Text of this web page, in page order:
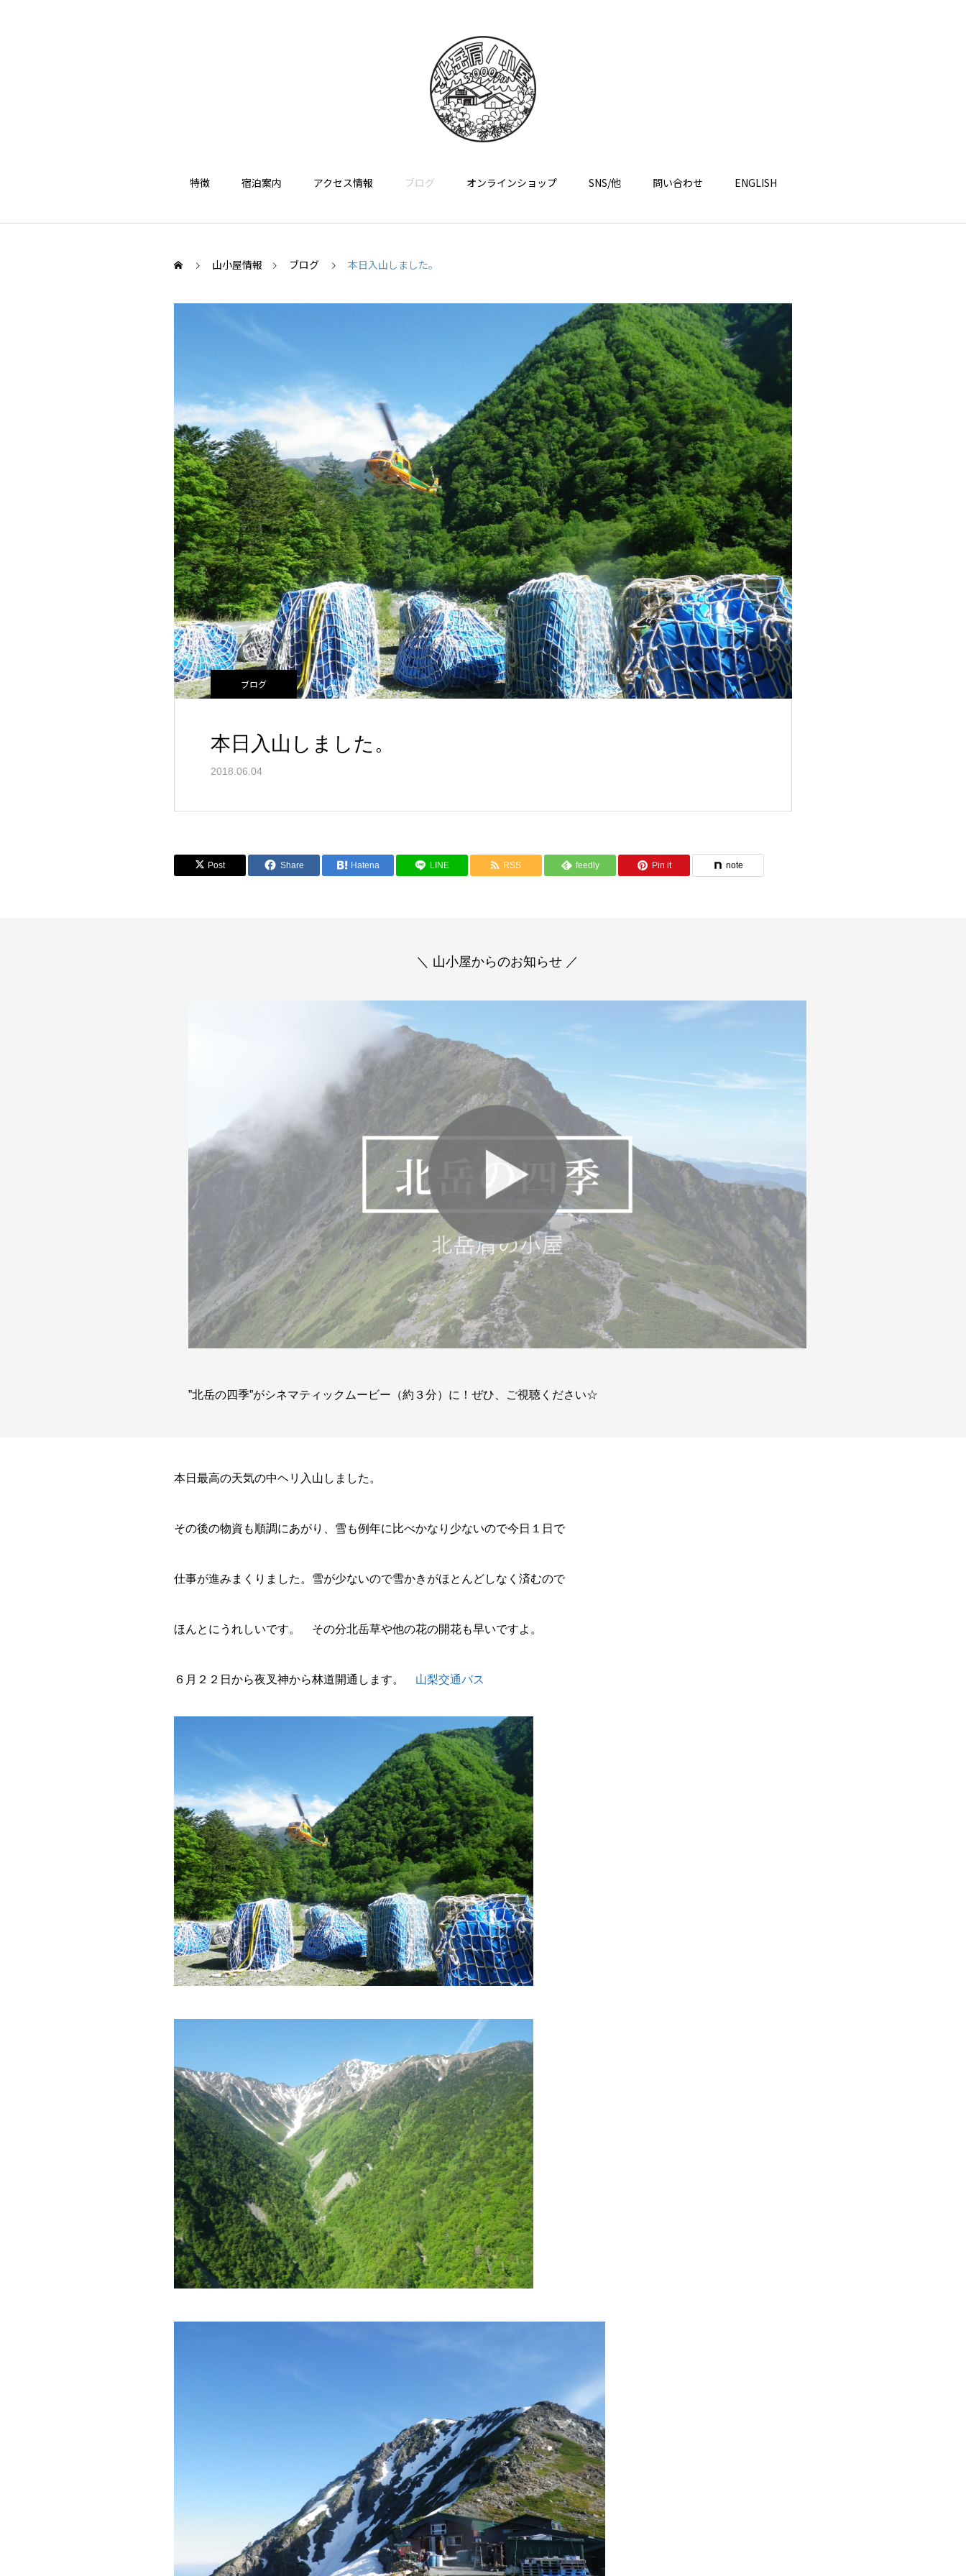
特徴 宿泊案内 アクセス情報 ブログ オンラインショップ SNS/他 問い合わせ ENGLISH
山小屋情報 ブログ 本日入山しました。
ブログ
本日入山しました。
2018.06.04
Post Share Hatena LINE RSS feedly Pin it note
＼ 山小屋からのお知らせ ／
”北岳の四季”がシネマティックムービー（約３分）に！ぜひ、ご視聴ください☆
本日最高の天気の中ヘリ入山しました。
その後の物資も順調にあがり、雪も例年に比べかなり少ないので今日１日で
仕事が進みまくりました。雪が少ないので雪かきがほとんどしなく済むので
ほんとにうれしいです。 その分北岳草や他の花の開花も早いですよ。
６月２２日から夜叉神から林道開通します。 山梨交通バス